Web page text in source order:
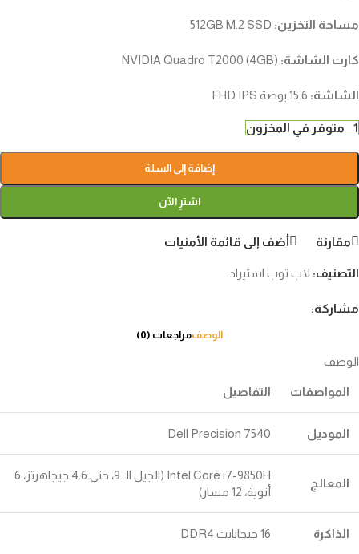
مساحة التخزين:
كارت الشاشة:
الشاشة:
1 متوفر في المخزون
إضافة إلى السلة
اشترِ الآن
مقارنة أضف إلى قائمة الأمنيات
التصنيف: لاب توب استيراد
مشاركة:
الوصفمراجعات (0)
الوصف
المواصفات التفاصيل
الموديل Dell Precision 7540
المعالج
Intel Core i7-9850H (الجيل الـ 9، حتى 4.6 جيجاهرتز، 6
أنوية، 12 مسار)
الذاكرة 16 جيجابايت DDR4